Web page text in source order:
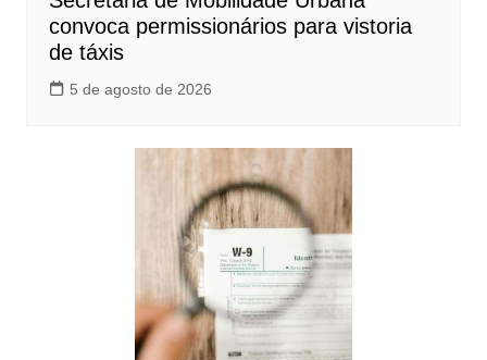
convoca permissionários para vistoria
de táxis
5 de agosto de 2026